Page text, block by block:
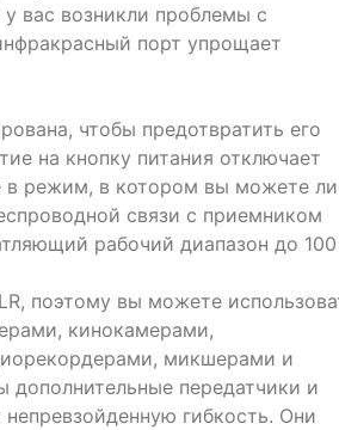
вас возникли проблемы с
порт упрощает
чтобы предотвратить его
на кнопку питания отключает
в режим, в котором вы можете
связи с приемником
рабочий диапазон до 100
поэтому вы можете
кинокамерами,
микшерами и
передатчики и
гибкость. Они